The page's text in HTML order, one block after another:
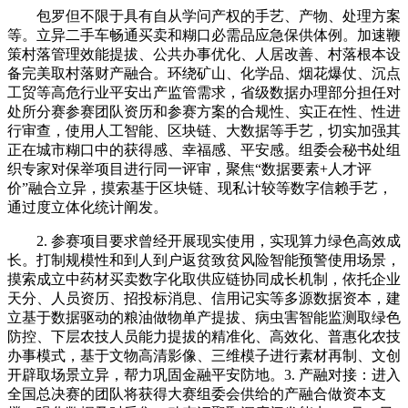
包罗但不限于具有自从学问产权的手艺、产物、处理方案
等。立异二手车畅通买卖和糊口必需品应急保供体例。加速鞭
策村落管理效能提拔、公共办事优化、人居改善、村落根本设
备完美取村落财产融合。环绕矿山、化学品、烟花爆仗、沉点
工贸等高危行业平安出产监管需求，省级数据办理部分担任对
处所分赛参赛团队资历和参赛方案的合规性、实正在性、性进
行审查，使用人工智能、区块链、大数据等手艺，切实加强其
正在城市糊口中的获得感、幸福感、平安感。组委会秘书处组
织专家对保举项目进行同一评审，聚焦“数据要素+人才评
价”融合立异，摸索基于区块链、现私计较等数字信赖手艺，
通过度立体化统计阐发。
2. 参赛项目要求曾经开展现实使用，实现算力绿色高效成
长。打制规模性和到人到户返贫致贫风险智能预警使用场景，
摸索成立中药材买卖数字化取供应链协同成长机制，依托企业
天分、人员资历、招投标消息、信用记实等多源数据资本，建
立基于数据驱动的粮油做物单产提拔、病虫害智能监测取绿色
防控、下层农技人员能力提拔的精准化、高效化、普惠化农技
办事模式，基于文物高清影像、三维模子进行素材再制、文创
开辟取场景立异，帮力巩固金融平安防地。3. 产融对接：进入
全国总决赛的团队将获得大赛组委会供给的产融合做资本支